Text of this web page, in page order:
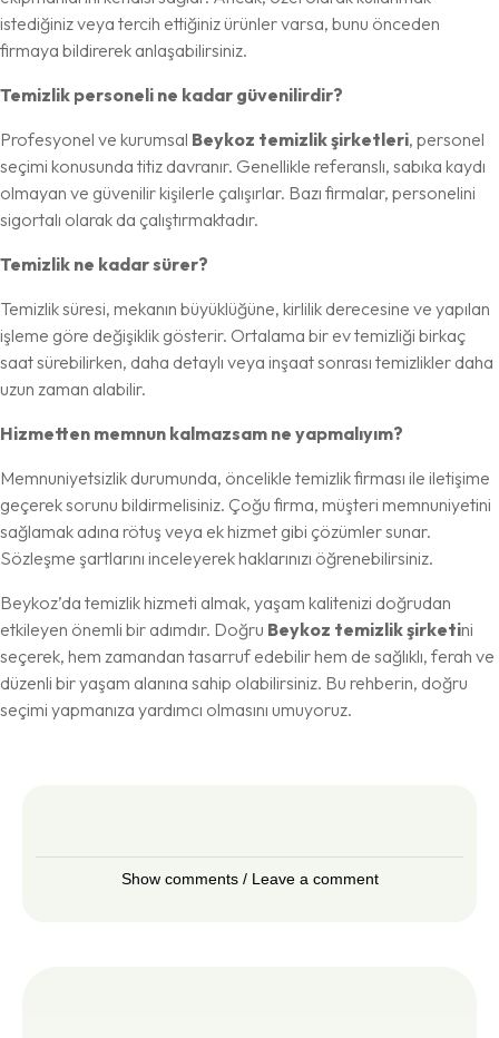
istediğiniz veya tercih ettiğiniz ürünler varsa, bunu önceden
firmaya bildirerek anlaşabilirsiniz.
Temizlik personeli ne kadar güvenilirdir?
Profesyonel ve kurumsal Beykoz temizlik şirketleri, personel
seçimi konusunda titiz davranır. Genellikle referanslı, sabıka kaydı
olmayan ve güvenilir kişilerle çalışırlar. Bazı firmalar, personelini
sigortalı olarak da çalıştırmaktadır.
Temizlik ne kadar sürer?
Temizlik süresi, mekanın büyüklüğüne, kirlilik derecesine ve yapılan
işleme göre değişiklik gösterir. Ortalama bir ev temizliği birkaç
saat sürebilirken, daha detaylı veya inşaat sonrası temizlikler daha
uzun zaman alabilir.
Hizmetten memnun kalmazsam ne yapmalıyım?
Memnuniyetsizlik durumunda, öncelikle temizlik firması ile iletişime
geçerek sorunu bildirmelisiniz. Çoğu firma, müşteri memnuniyetini
sağlamak adına rötuş veya ek hizmet gibi çözümler sunar.
Sözleşme şartlarını inceleyerek haklarınızı öğrenebilirsiniz.
Beykoz’da temizlik hizmeti almak, yaşam kalitenizi doğrudan
etkileyen önemli bir adımdır. Doğru Beykoz temizlik şirketini
seçerek, hem zamandan tasarruf edebilir hem de sağlıklı, ferah ve
düzenli bir yaşam alanına sahip olabilirsiniz. Bu rehberin, doğru
seçimi yapmanıza yardımcı olmasını umuyoruz.
Show comments / Leave a comment